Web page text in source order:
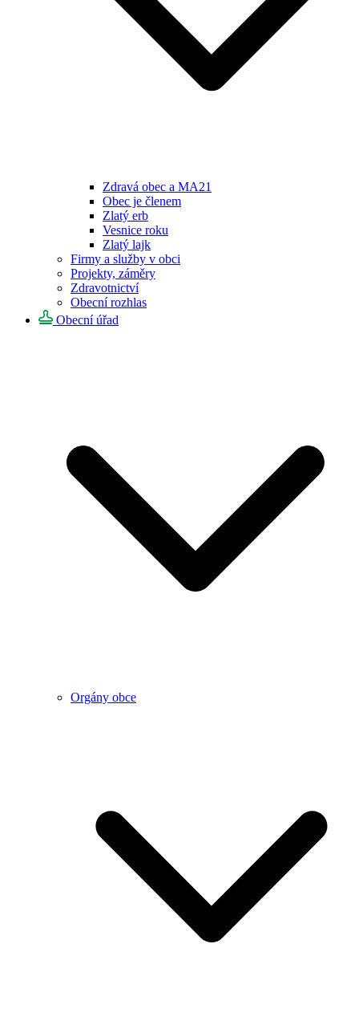
Zdravá obec a MA21
Obec je členem
Zlatý erb
Vesnice roku
Zlatý lajk
Firmy a služby v obci
Projekty, záměry
Zdravotnictví
Obecní rozhlas
Obecní úřad
Orgány obce